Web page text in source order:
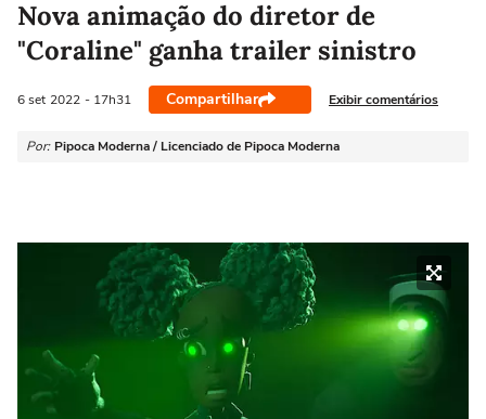
Nova animação do diretor de
"Coraline" ganha trailer sinistro
6 set 2022 - 17h31 Compartilhar Exibir comentários
Por: Pipoca Moderna / Licenciado de Pipoca Moderna